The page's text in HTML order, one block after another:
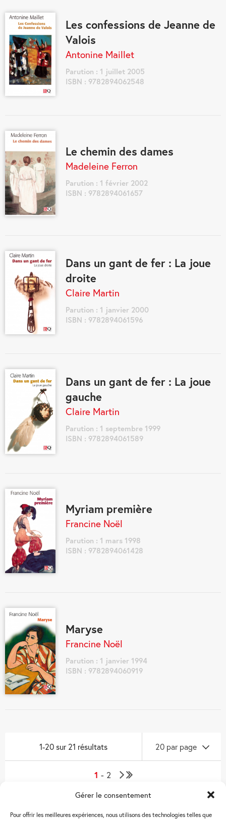
Gérer le consentement
Pour offrir les meilleures expériences, nous utilisons des technologies telles que
Les confessions de Jeanne de
Valois
Antonine Maillet
Parution : 1 juillet 2005
ISBN : 9782894062548
Le chemin des dames
Madeleine Ferron
Parution : 1 février 2002
ISBN : 9782894061657
Dans un gant de fer : La joue
droite
Claire Martin
Parution : 1 janvier 2000
ISBN : 9782894061596
Dans un gant de fer : La joue
gauche
Claire Martin
Parution : 1 septembre 1999
ISBN : 9782894061589
Myriam première
Francine Noël
Parution : 1 mars 1998
ISBN : 9782894061428
Maryse
Francine Noël
Parution : 1 janvier 1994
ISBN : 9782894060919
1-20 sur 21 résultats 20 par page
1 2
PageDernière